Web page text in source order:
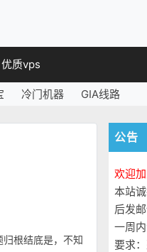
优质vps
冷门机器 GIA线路
根结底是，不知
公告
欢迎加
本站
后发
一周
要求